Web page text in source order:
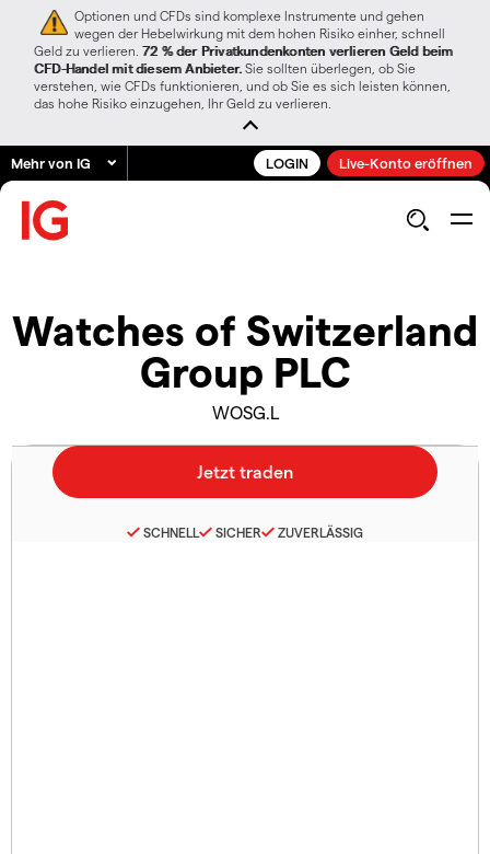
Optionen und CFDs sind komplexe Instrumente und gehen
wegen der Hebelwirkung mit dem hohen Risiko einher, schnell
Geld zu verlieren. 72 % der Privatkundenkonten verlieren Geld beim
CFD-Handel mit diesem Anbieter. Sie sollten überlegen, ob Sie
verstehen, wie CFDs funktionieren, und ob Sie es sich leisten können,
das hohe Risiko einzugehen, Ihr Geld zu verlieren.
Mehr von IG LOGIN Live-Konto eröffnen
Watches of Switzerland
Group PLC
WOSG.L
SCHNELL SICHER ZUVERLÄSSIG